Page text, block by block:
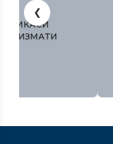
❮